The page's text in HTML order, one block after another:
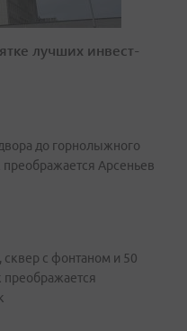
лучших инвест-
до горнолыжного
преображается Арсеньев
с фонтаном и 50
преображается